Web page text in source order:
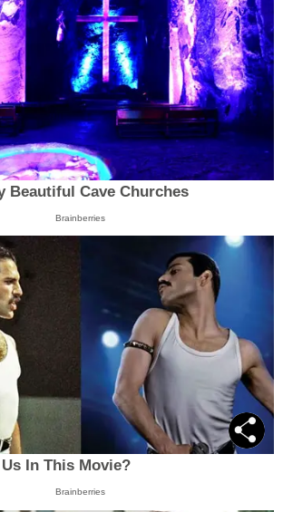
Beautiful Cave Churches
Brainberries
In This Movie?
Brainberries